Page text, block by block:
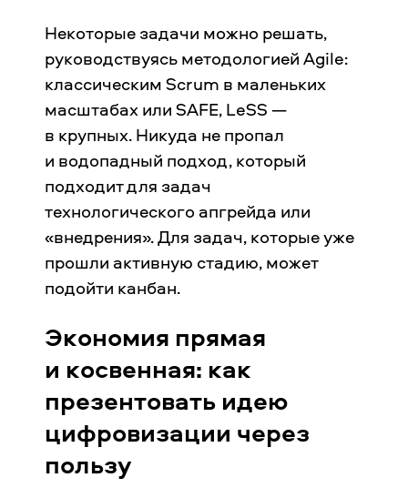
Некоторые задачи можно решать,
руководствуясь методологией Agile:
классическим Scrum в маленьких
масштабах или SAFE, LeSS —
в крупных. Никуда не пропал
и водопадный подход, который
подходит для задач
технологического апгрейда или
«внедрения». Для задач, которые уже
прошли активную стадию, может
подойти канбан.
Экономия прямая
и косвенная: как
презентовать идею
цифровизации через
пользу